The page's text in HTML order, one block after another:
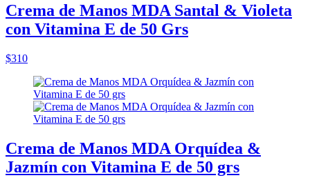
Crema de Manos MDA Santal & Violeta
con Vitamina E de 50 Grs
$310
Crema de Manos MDA Orquídea &
Jazmín con Vitamina E de 50 grs